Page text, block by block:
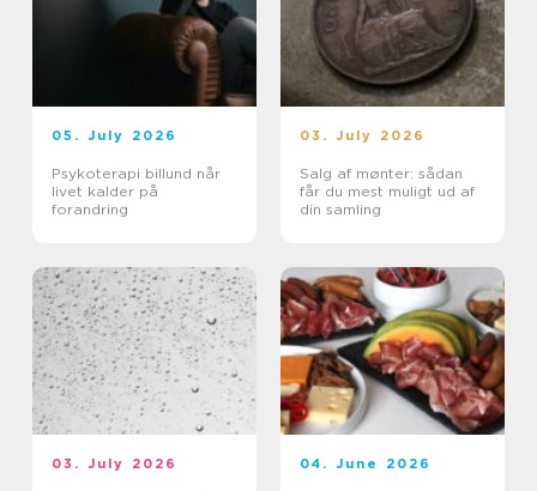
05. July 2026
Psykoterapi billund når
livet kalder på
forandring
03. July 2026
Salg af mønter: sådan
får du mest muligt ud af
din samling
03. July 2026 04. June 2026